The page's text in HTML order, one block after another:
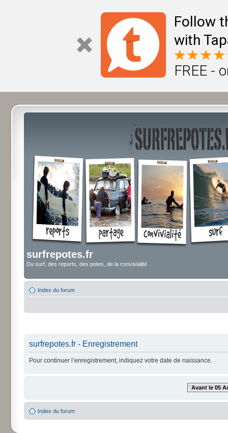
Follow
with
FREE -
surfrepotes.fr
Du surf, des reports, des potes, de la convivialité
Index du forum
surfrepotes.fr - Enregistrement
Pour continuer l’enregistrement, indiquez votre date de naissance.
Avant le 05
Index du forum